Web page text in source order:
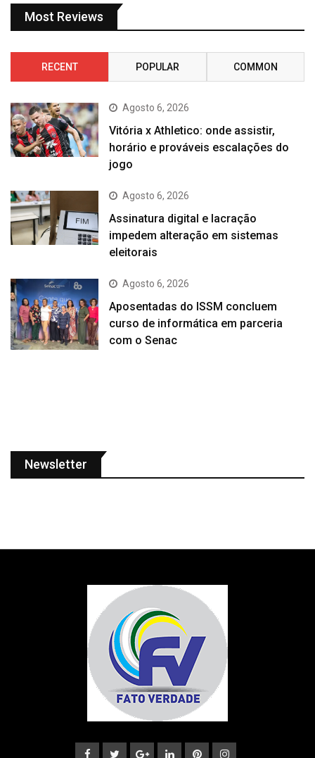
Most Reviews
RECENT POPULAR COMMON
Agosto 6, 2026
Vitória x Athletico: onde assistir,
horário e prováveis escalações do
jogo
Agosto 6, 2026
Assinatura digital e lacração
impedem alteração em sistemas
eleitorais
Agosto 6, 2026
Aposentadas do ISSM concluem
curso de informática em parceria
com o Senac
Newsletter